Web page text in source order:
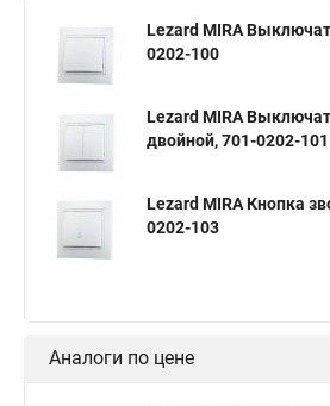
Lezard MIRA
0202-100
Lezard MIRA
двойной, 701-0202-101
Lezard MIRA Кнопка
0202-103
Аналоги по цене